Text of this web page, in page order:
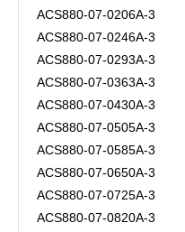
ACS880-07-0206A-3
ACS880-07-0246A-3
ACS880-07-0293A-3
ACS880-07-0363A-3
ACS880-07-0430A-3
ACS880-07-0505A-3
ACS880-07-0585A-3
ACS880-07-0650A-3
ACS880-07-0725A-3
ACS880-07-0820A-3